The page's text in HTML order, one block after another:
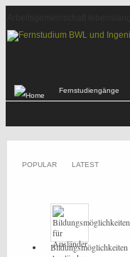
Fernstudiengänge
POPULAR LATEST